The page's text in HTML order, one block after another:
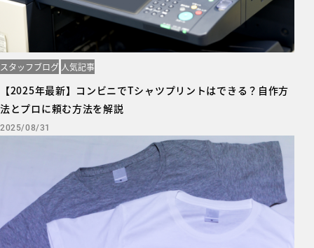
スタッフブログ 人気記事
【2025年最新】コンビニでTシャツプリントはできる？自作方
法とプロに頼む方法を解説
2025/08/31